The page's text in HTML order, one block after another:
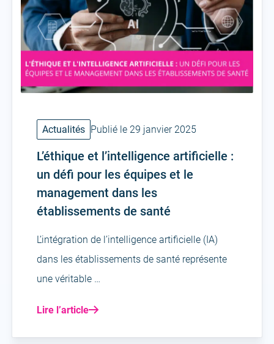
Actualités Publié le 29 janvier 2025
L’éthique et l’intelligence artificielle :
un défi pour les équipes et le
management dans les
établissements de santé
L’intégration de l’intelligence artificielle (IA)
dans les établissements de santé représente
une véritable …
Lire l’article